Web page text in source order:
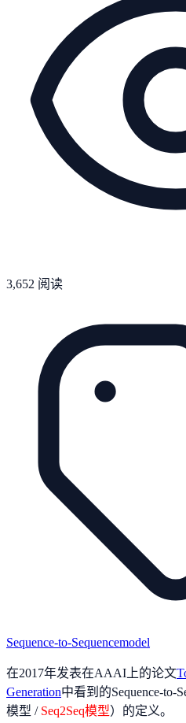
3,652 阅读
Sequence-to-Sequencemodel
在2017年发表在AAAI上的论文
Generation中看到的Sequence-to-
模型 / Seq2Seq模型）的定义。